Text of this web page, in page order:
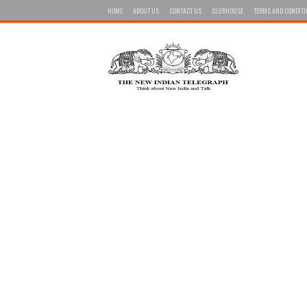
HOME ABOUT US CONTACT US CLUBHOUSE TERMS AND